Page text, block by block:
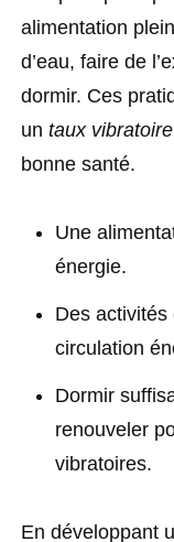
alimentation
d’eau, faire de
dormir. Ces
un taux vibratoire
bonne santé.
Une
énergie.
Des
circulation
Dormir
renouveler
vibratoires.
En développant